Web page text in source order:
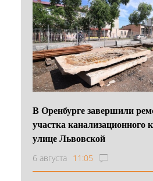
В Оренбурге завершили
участка канализационного
улице Львовской
6 августа 11:05